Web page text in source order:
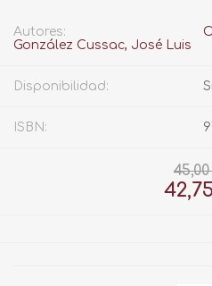
Autores:
González Cussac, José Luis
Disponibilidad:
ISBN: